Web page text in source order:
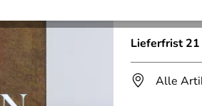
Lieferfrist
Alle